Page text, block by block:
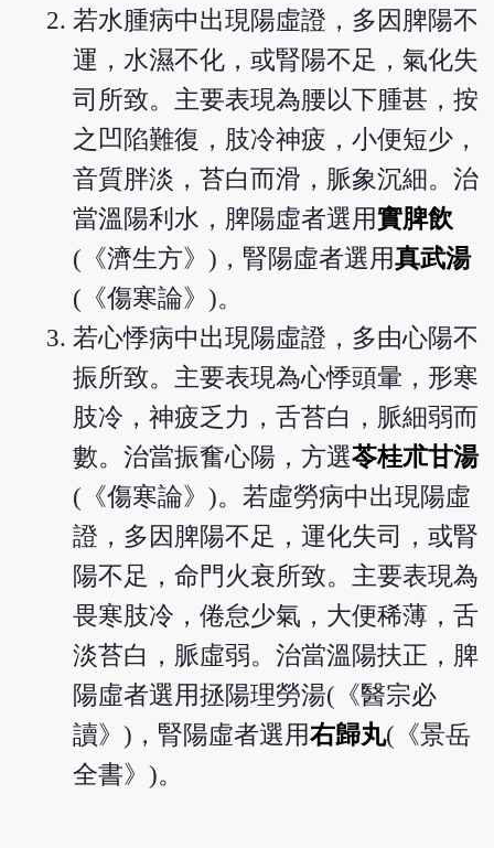
若水腫病中出現陽虛證，多因脾陽不
運，水濕不化，或腎陽不足，氣化失
司所致。主要表現為腰以下腫甚，按
之凹陷難復，肢冷神疲，小便短少，
音質胖淡，苔白而滑，脈象沉細。治
當溫陽利水，脾陽虛者選用實脾飲
(《濟生方》)，腎陽虛者選用真武湯
(《傷寒論》)。
若心悸病中出現陽虛證，多由心陽不
振所致。主要表現為心悸頭暈，形寒
肢冷，神疲乏力，舌苔白，脈細弱而
數。治當振奮心陽，方選苓桂朮甘湯
(《傷寒論》)。若虛勞病中出現陽虛
證，多因脾陽不足，運化失司，或腎
陽不足，命門火衰所致。主要表現為
畏寒肢冷，倦怠少氣，大便稀薄，舌
淡苔白，脈虛弱。治當溫陽扶正，脾
陽虛者選用拯陽理勞湯(《醫宗必
讀》)，腎陽虛者選用右歸丸(《景岳
全書》)。